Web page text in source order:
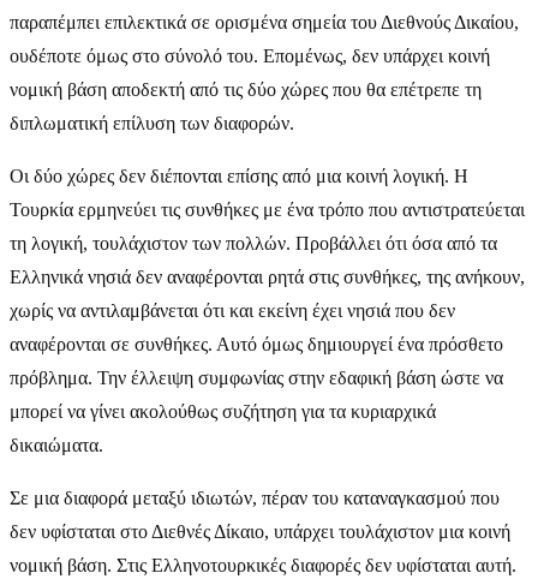
παραπέμπει επιλεκτικά σε ορισμένα σημεία του Διεθνούς Δικαίου,
ουδέποτε όμως στο σύνολό του. Επομένως, δεν υπάρχει κοινή
νομική βάση αποδεκτή από τις δύο χώρες που θα επέτρεπε τη
διπλωματική επίλυση των διαφορών.
Οι δύο χώρες δεν διέπονται επίσης από μια κοινή λογική. Η
Τουρκία ερμηνεύει τις συνθήκες με ένα τρόπο που αντιστρατεύεται
τη λογική, τουλάχιστον των πολλών. Προβάλλει ότι όσα από τα
Ελληνικά νησιά δεν αναφέρονται ρητά στις συνθήκες, της ανήκουν,
χωρίς να αντιλαμβάνεται ότι και εκείνη έχει νησιά που δεν
αναφέρονται σε συνθήκες. Αυτό όμως δημιουργεί ένα πρόσθετο
πρόβλημα. Την έλλειψη συμφωνίας στην εδαφική βάση ώστε να
μπορεί να γίνει ακολούθως συζήτηση για τα κυριαρχικά
δικαιώματα.
Σε μια διαφορά μεταξύ ιδιωτών, πέραν του καταναγκασμού που
δεν υφίσταται στο Διεθνές Δίκαιο, υπάρχει τουλάχιστον μια κοινή
νομική βάση. Στις Ελληνοτουρκικές διαφορές δεν υφίσταται αυτή.